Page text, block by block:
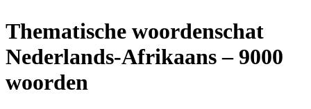
Thematische woordenschat
Nederlands-Afrikaans – 9000
woorden